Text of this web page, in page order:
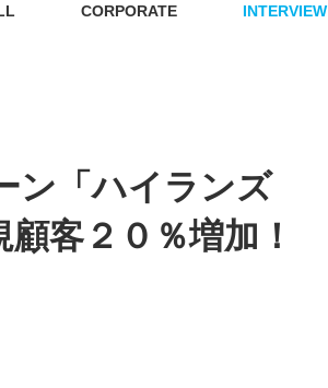
CORPORATE INTERVIEW
ン「ハイランズ
客２０％増加！